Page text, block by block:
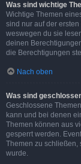
Was sind wichtige
Wichtige Themen
sind nur auf der
weswegen du sie
deinen
die Berechtigungen
Nach oben
Was sind
Geschlossene
kann und bei denen
Themen können aus
gesperrt werden.
Themen zu schließen,
wurde.